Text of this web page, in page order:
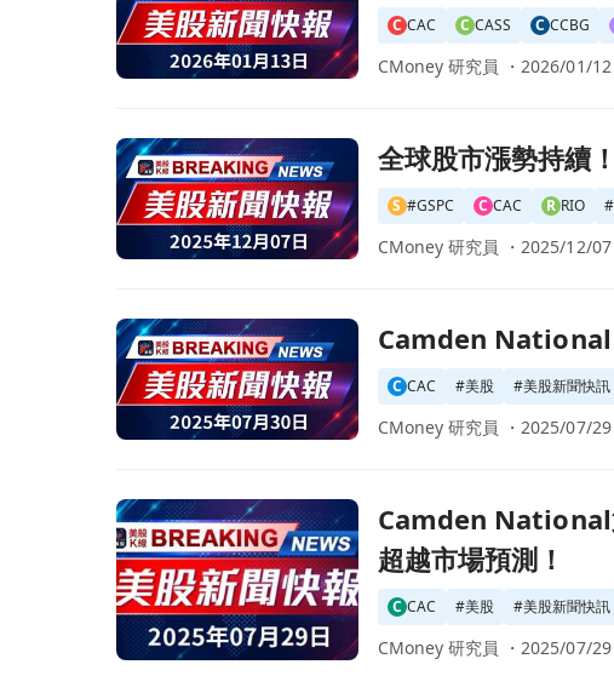
C CAC C CASS C CCBG
CMoney 研究員 ・2026/01/
前往全球股市漲勢持續！美聯儲降息預期推動市場上揚頁面
全球股市漲勢持續
S #GSPC C CAC R RIO #
CMoney 研究員 ・2025/12/
前往Camden National 宣佈加速成本協同效應，Q3 非利
Camden National
C CAC #美股 #美股新聞快訊
CMoney 研究員 ・2025/07/
前往Camden National第二季財報出爐：非GAAP每股盈
Camden National
超越市場預測！
C CAC #美股 #美股新聞快訊
CMoney 研究員 ・2025/07/